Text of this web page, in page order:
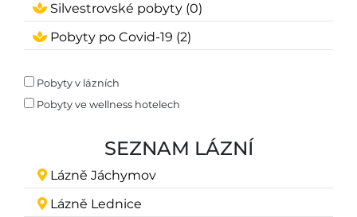
Silvestrovské pobyty (0)
Pobyty po Covid-19 (2)
Pobyty v lázních
Pobyty ve wellness hotelech
SEZNAM LÁZNÍ
Lázně Jáchymov
Lázně Lednice